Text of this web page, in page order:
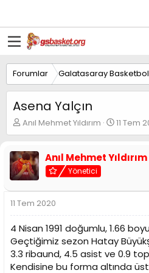
Forumlar Galatasaray Basketbol
Asena Yalçın
K
o
u
y
u
B
a
ş
a
t
a
n
Anıl Mehmet Yıldırım
B
a
l
g
a
r
h
11 Tem
Anıl Mehmet Yıldırım
Yönetici
11 Tem 2020
4 Nisan 1991 doğumlu, 1.66
Geçtiğimiz sezon Hatay
3.3 ribaund, 4.5 asist ve 0.9
Kendisine bu forma altında